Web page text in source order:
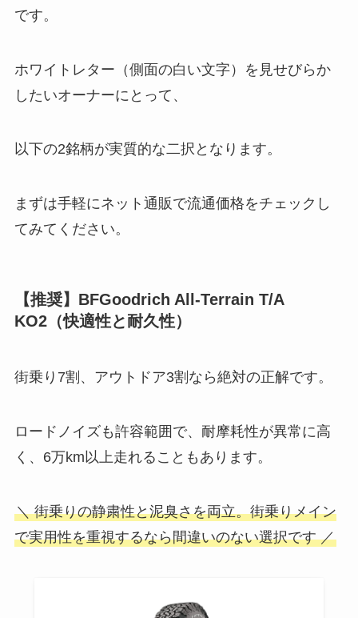
です。
ホワイトレター（側面の白い文字）を見せびらか
したいオーナーにとって、
以下の2銘柄が実質的な二択となります。
まずは手軽にネット通販で流通価格をチェックし
てみてください。
【推奨】BFGoodrich All-Terrain T/A
KO2（快適性と耐久性）
街乗り7割、アウトドア3割なら絶対の正解です。
ロードノイズも許容範囲で、耐摩耗性が異常に高
く、6万km以上走れることもあります。
＼ 街乗りの静粛性と泥臭さを両立。街乗りメイン
で実用性を重視するなら間違いのない選択です ／